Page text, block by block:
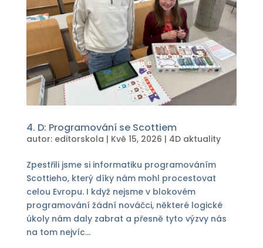
4. D: Programování se Scottiem
autor: editorskola | Kvě 15, 2026 | 4D aktuality
Zpestřili jsme si informatiku programováním
Scottieho, který díky nám mohl procestovat
celou Evropu. I když nejsme v blokovém
programování žádní nováčci, některé logické
úkoly nám daly zabrat a přesně tyto výzvy nás
na tom nejvíc...